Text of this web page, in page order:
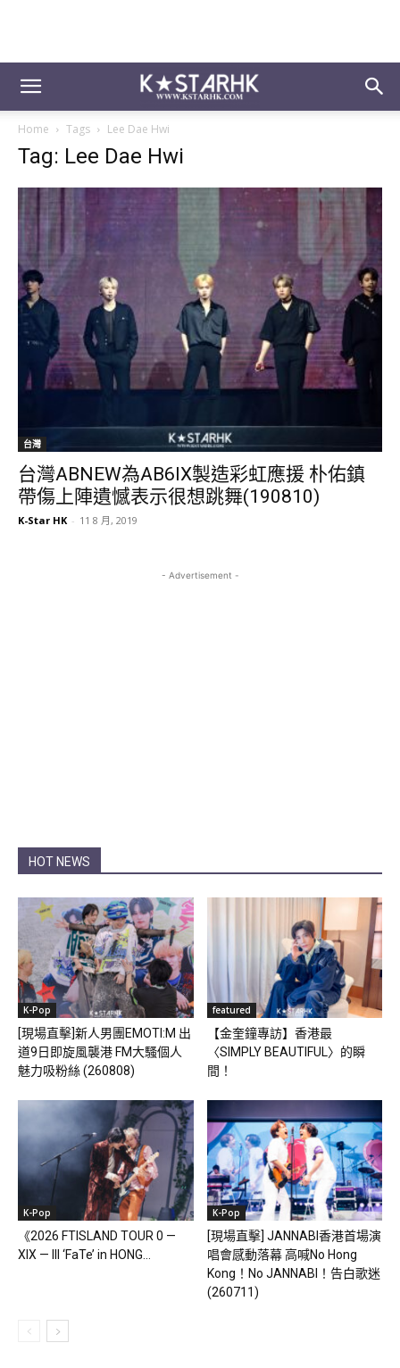
Home Tags Lee Dae Hwi
Tag: Lee Dae Hwi
台灣
台灣ABNEW為AB6IX製造彩虹應援 朴佑鎮
帶傷上陣遺憾表示很想跳舞(190810)
K-Star HK - 11 8 月, 2019
- Advertisement -
HOT NEWS
K-Pop
[現場直擊]新人男團EMOTI:M 出
道9日即旋風襲港 FM大騷個人
魅力吸粉絲 (260808)
featured
【金奎鐘專訪】香港最
〈SIMPLY BEAUTIFUL〉的瞬
間！
K-Pop
《2026 FTISLAND TOUR 0 —
XIX — III ‘FaTe’ in HONG...
K-Pop
[現場直擊] JANNABI香港首場演
唱會感動落幕 高喊No Hong
Kong！No JANNABI！告白歌迷
(260711)